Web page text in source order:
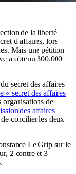
de la liberté
d’affaires, lors
Mais une pétition
a obtenu 300.000
secret des affaires
« secret des affaires
organisations de
des affaires
concilier les deux
Le Grip sur le
2 contre et 3